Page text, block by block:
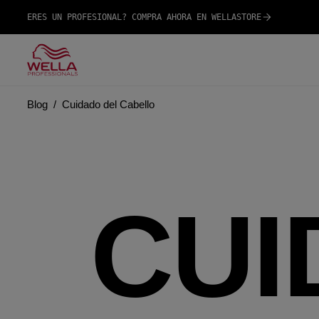
ERES UN PROFESIONAL? COMPRA AHORA EN WELLASTORE
Blog Cuidado del Cabello